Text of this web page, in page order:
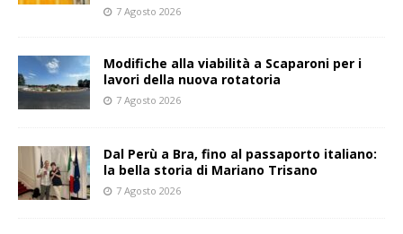
7 Agosto 2026
Modifiche alla viabilità a Scaparoni per i
lavori della nuova rotatoria
7 Agosto 2026
​Dal Perù a Bra, fino al passaporto italiano:
la bella storia di Mariano Trisano
7 Agosto 2026